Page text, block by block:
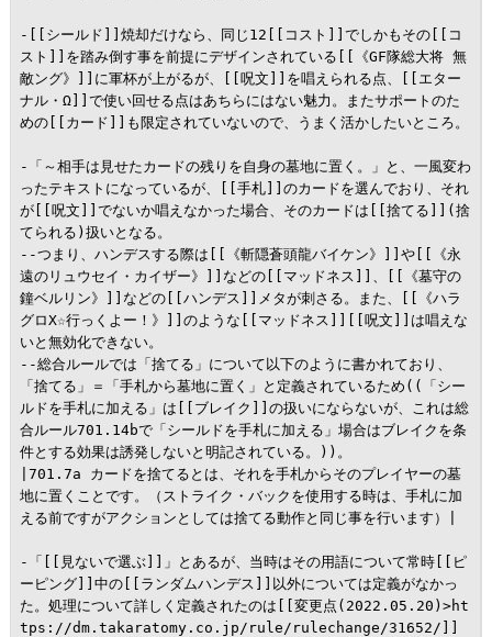
-[[シールド]]焼却だけなら、同じ12[[コスト]]でしかもその[[コ
スト]]を踏み倒す事を前提にデザインされている[[《GF隊総大将 無
敵ング》]]に軍杯が上がるが、[[呪文]]を唱えられる点、[[エター
ナル・Ω]]で使い回せる点はあちらにはない魅力。またサポートのた
めの[[カード]]も限定されていないので、うまく活かしたいところ。
-「～相手は見せたカードの残りを自身の墓地に置く。」と、一風変わ
ったテキストになっているが、[[手札]]のカードを選んでおり、それ
が[[呪文]]でないか唱えなかった場合、そのカードは[[捨てる]](捨
てられる)扱いとなる。
--つまり、ハンデスする際は[[《斬隠蒼頭龍バイケン》]]や[[《永
遠のリュウセイ・カイザー》]]などの[[マッドネス]]、[[《墓守の
鐘ベルリン》]]などの[[ハンデス]]メタが刺さる。また、[[《ハラ
グロX☆行っくよー！》]]のような[[マッドネス]][[呪文]]は唱えな
いと無効化できない。
--総合ルールでは「捨てる」について以下のように書かれており、
「捨てる」＝「手札から墓地に置く」と定義されているため((「シー
ルドを手札に加える」は[[ブレイク]]の扱いにならないが、これは総
合ルール701.14bで「シールドを手札に加える」場合はブレイクを条
件とする効果は誘発しないと明記されている。))。
|701.7a カードを捨てるとは、それを手札からそのプレイヤーの墓
地に置くことです。（ストライク・バックを使用する時は、手札に加
える前ですがアクションとしては捨てる動作と同じ事を行います）|
-「[[見ないで選ぶ]]」とあるが、当時はその用語について常時[[ピ
ーピング]]中の[[ランダムハンデス]]以外については定義がなかっ
た。処理について詳しく定義されたのは[[変更点(2022.05.20)>ht
tps://dm.takaratomy.co.jp/rule/rulechange/31652/]]